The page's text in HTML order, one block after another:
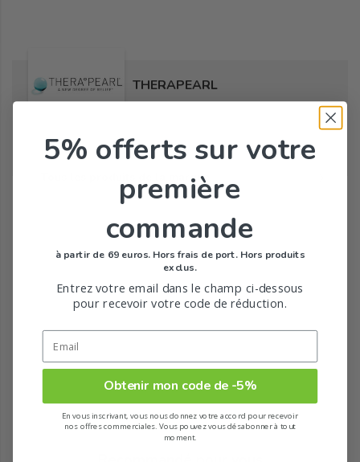
THERAPEARL
Tous les produits de la marque
5% offerts sur votre
première
commande
à partir de 69 euros. Hors frais de port. Hors produits
exclus.
Entrez votre email dans le champ ci-dessous
pour recevoir votre code de réduction.
Obtenir mon code de -5%
En vous inscrivant, vous nous donnez votre accord pour recevoir
nos offres commerciales. Vous pouvez vous désabonner à tout
moment.